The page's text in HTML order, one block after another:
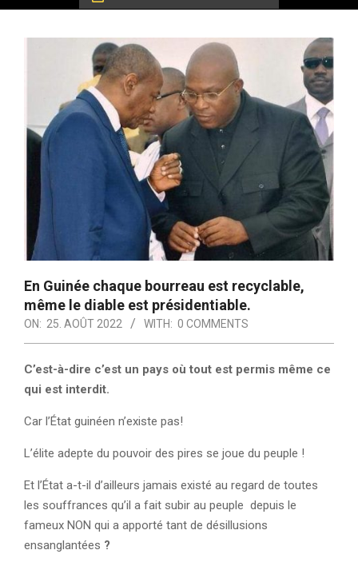
En Guinée chaque bourreau est recyclable,
même le diable est présidentiable.
ON: 25. AOÛT 2022 WITH: 0 COMMENTS
C’est-à-dire c’est un pays où tout est permis même ce
qui est interdit.
Car l’État guinéen n’existe pas!
L’élite adepte du pouvoir des pires se joue du peuple !
Et l’État a-t-il d’ailleurs jamais existé au regard de toutes
les souffrances qu’il a fait subir au peuple depuis le
fameux NON qui a apporté tant de désillusions
ensanglantées ?